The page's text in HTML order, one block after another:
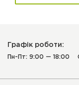
Графік роботи:
Пн-Пт: 9:00 — 18:00